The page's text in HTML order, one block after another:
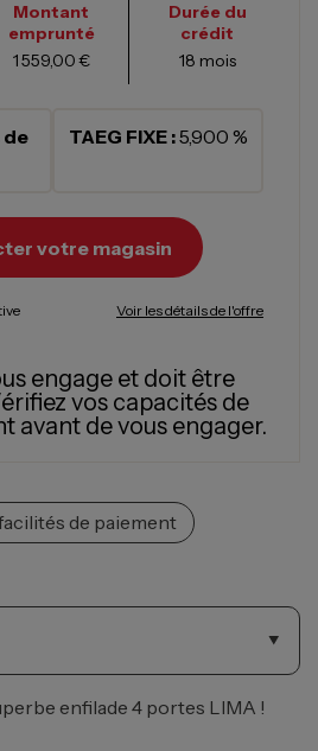
Montant
emprunté
1 559,00 €
Durée du
crédit
18 mois
de
TAEG FIXE :5,900 %
votre magasin
Voir les détails de l'offre
engage et doit être
vos capacités de
avant de vous engager.
de paiement
enfilade 4 portes LIMA !